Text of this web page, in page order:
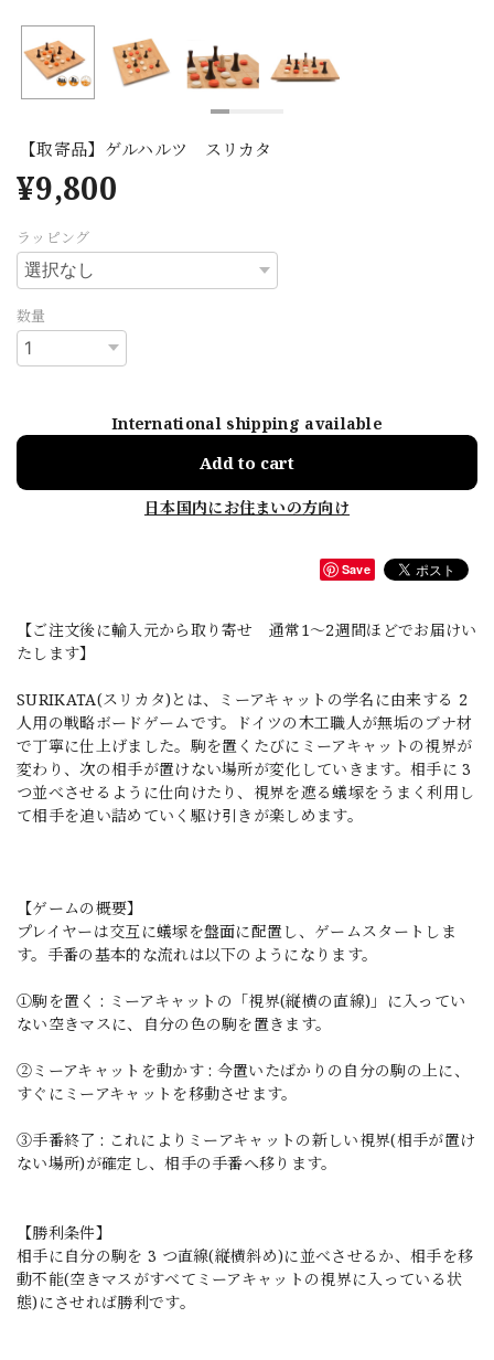
【取寄品】ゲルハルツ スリカタ
¥9,800
ラッピング
数量
International shipping available
Add to cart
日本国内にお住まいの方向け
Save
【ご注文後に輸入元から取り寄せ 通常1〜2週間ほどでお届けい
たします】
SURIKATA(スリカタ)とは、ミーアキャットの学名に由来する 2
人用の戦略ボードゲームです。ドイツの木工職人が無垢のブナ材
で丁寧に仕上げました。駒を置くたびにミーアキャットの視界が
変わり、次の相手が置けない場所が変化していきます。相手に 3
つ並べさせるように仕向けたり、視界を遮る蟻塚をうまく利用し
て相手を追い詰めていく駆け引きが楽しめます。
【ゲームの概要】
プレイヤーは交互に蟻塚を盤面に配置し、ゲームスタートしま
す。手番の基本的な流れは以下のようになります。
①駒を置く : ミーアキャットの「視界(縦横の直線)」に入ってい
ない空きマスに、自分の色の駒を置きます。
②ミーアキャットを動かす : 今置いたばかりの自分の駒の上に、
すぐにミーアキャットを移動させます。
③手番終了 : これによりミーアキャットの新しい視界(相手が置け
ない場所)が確定し、相手の手番へ移ります。
【勝利条件】
相手に自分の駒を 3 つ直線(縦横斜め)に並べさせるか、相手を移
動不能(空きマスがすべてミーアキャットの視界に入っている状
態)にさせれば勝利です。